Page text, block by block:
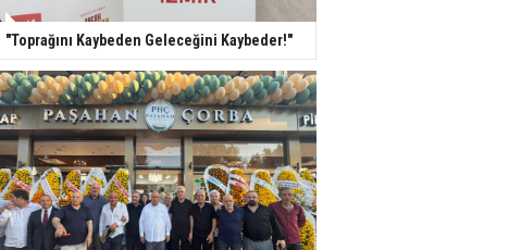
"Toprağını Kaybeden Geleceğini Kaybeder!"